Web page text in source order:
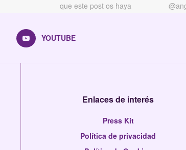
YOUTUBE
Enlaces de interés
Press Kit
Política de privacidad